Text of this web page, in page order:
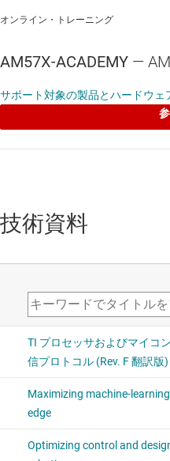
Arago ディストリビューションに
特長
Linux の特長
Qt/Webkit アプリケーシ
3D グラフィックスのサ
統合型の WLAN と
サンプル アプリケーショ
ARM のベンチ
Webkit ウェブ
オンライン・トレーニング
AM57X-ACADEMY —
サポート対象の製品とハードウェ
技術資料